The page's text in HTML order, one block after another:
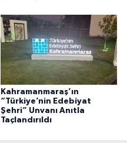
Kahramanmaraş’ın
“Türkiye’nin Edebiyat
Şehri” Unvanı Anıtla
Taçlandırıldı